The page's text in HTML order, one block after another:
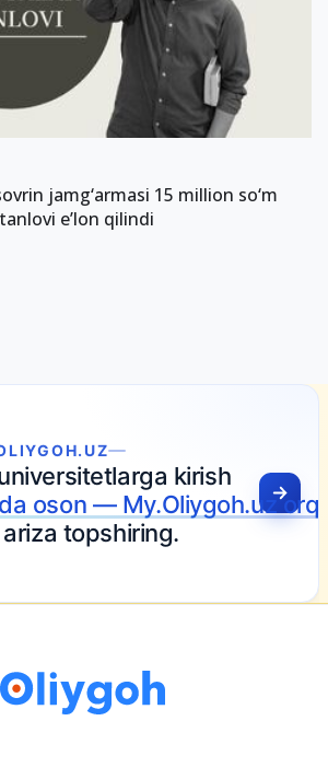
jamg‘armasi 15 million so‘m
e’lon qilindi
kirish
oson — My.Oliygoh.uz
topshiring.